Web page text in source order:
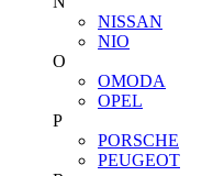
NISSAN
NIO
O
OMODA
OPEL
P
PORSCHE
PEUGEOT